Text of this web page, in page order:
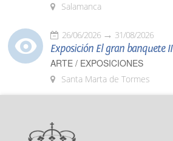
Salamanca
26/06/2026 31/08/2026
Exposición El gran banquete II
ARTE / EXPOSICIONES
Santa Marta de Tormes